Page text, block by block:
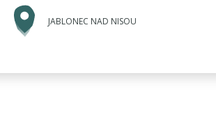
JABLONEC NAD NISOU